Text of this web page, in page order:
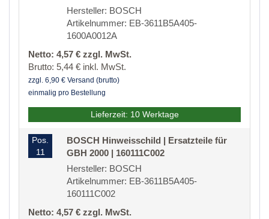
Hersteller: BOSCH
Artikelnummer: EB-3611B5A405-
1600A0012A
Netto: 4,57 € zzgl. MwSt.
Brutto: 5,44 € inkl. MwSt.
zzgl. 6,90 € Versand (brutto)
einmalig pro Bestellung
Lieferzeit: 10 Werktage
Pos.
11
BOSCH Hinweisschild | Ersatzteile für
GBH 2000 | 160111C002
Hersteller: BOSCH
Artikelnummer: EB-3611B5A405-
160111C002
Netto: 4,57 € zzgl. MwSt.